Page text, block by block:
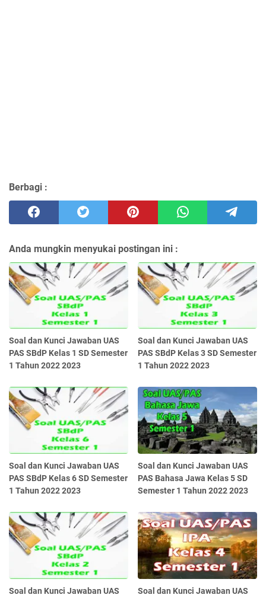
Berbagi :
Anda mungkin menyukai postingan ini :
Soal dan Kunci Jawaban UAS
PAS SBdP Kelas 1 SD Semester
1 Tahun 2022 2023
Soal dan Kunci Jawaban UAS
PAS SBdP Kelas 3 SD Semester
1 Tahun 2022 2023
Soal dan Kunci Jawaban UAS
PAS SBdP Kelas 6 SD Semester
1 Tahun 2022 2023
Soal dan Kunci Jawaban UAS
PAS Bahasa Jawa Kelas 5 SD
Semester 1 Tahun 2022 2023
Soal dan Kunci Jawaban UAS
Soal dan Kunci Jawaban UAS